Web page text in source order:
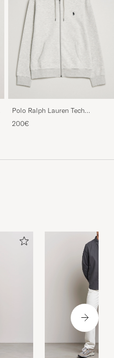
Polo Ralph Lauren Tech
Performance Full Zip Light
Sport Heather
200€